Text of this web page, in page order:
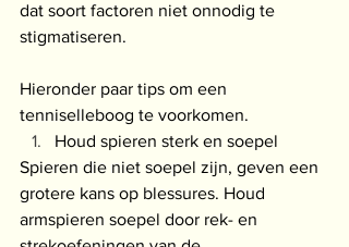
dat soort factoren niet onnodig te
stigmatiseren.
Hieronder paar tips om een
tenniselleboog te voorkomen.
Houd spieren sterk en soepel
Spieren die niet soepel zijn, geven een
grotere kans op blessures. Houd
armspieren soepel door rek- en